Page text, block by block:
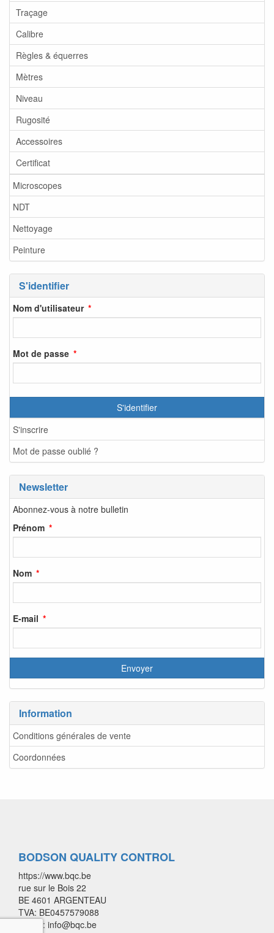
Traçage
Calibre
Règles & équerres
Mètres
Niveau
Rugosité
Accessoires
Certificat
Microscopes
NDT
Nettoyage
Peinture
S'identifier
Nom d'utilisateur
Mot de passe
S'identifier
S'inscrire
Mot de passe oublié ?
Newsletter
Abonnez-vous à notre bulletin
Prénom
Nom
E-mail
Information
Conditions générales de vente
Coordonnées
BODSON QUALITY CONTROL
https://www.bqc.be
rue sur le Bois 22
BE 4601 ARGENTEAU
TVA: BE0457579088
E-mail: info@bqc.be